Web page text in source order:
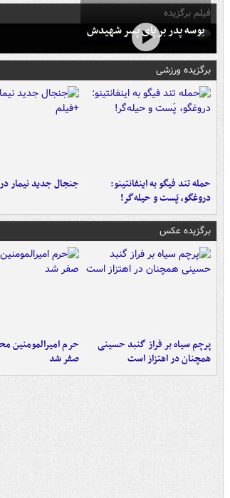
فیلم برگزیده
بوسه‌ پدر بر پای پسر شهیدش
برگزیده ورزشی
حمله تند فیگو به اینفانتینو:
دروغگو، پَست‌ و حیله‌گر!
جنجال جدید نیمار
برگزیده عکس
پرچم سیاه بر فراز گنبد حسینی
همچنان در اهتزاز است
حرم امیرالمومنین
صفر شد